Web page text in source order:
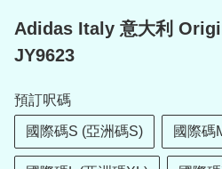
Adidas Italy 意大利
JY9623
預訂呎碼
國際碼S (亞洲碼S) 國際碼